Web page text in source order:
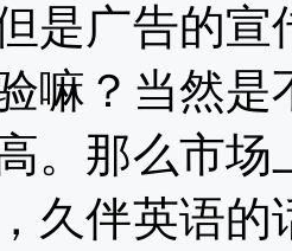
是广告的
嘛？当然
。那么市
久伴英语